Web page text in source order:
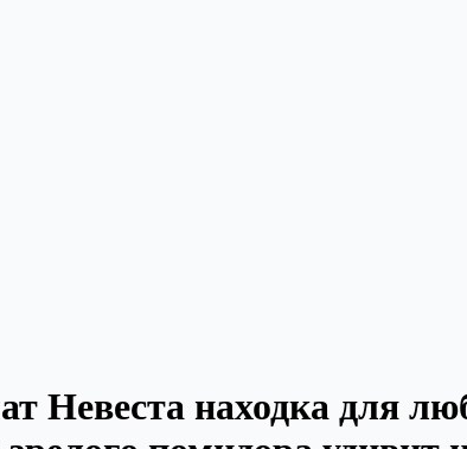
Невеста находка для